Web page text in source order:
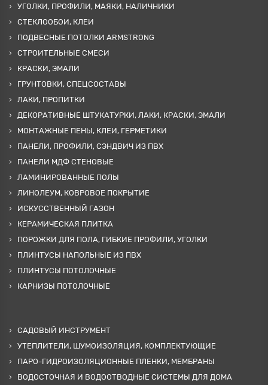
УГОЛКИ, ПРОФИЛИ, МАЯКИ, НАЛИЧНИКИ
СТЕКЛООБОИ, КЛЕИ
ПОДВЕСНЫЕ ПОТОЛКИ ARMSTRONG
СТРОИТЕЛЬНЫЕ СМЕСИ
КРАСКИ, ЭМАЛИ
ГРУНТОВКИ, СПЕЦСОСТАВЫ
ЛАКИ, ПРОПИТКИ
ДЕКОРАТИВНЫЕ ШТУКАТУРКИ, ЛАКИ, КРАСКИ, ЭМАЛИ
МОНТАЖНЫЕ ПЕНЫ, КЛЕИ, ГЕРМЕТИКИ
ПАНЕЛИ, ПРОФИЛИ, СЭНДВИЧ ИЗ ПВХ
ПАНЕЛИ МДФ СТЕНОВЫЕ
ЛАМИНИРОВАННЫЕ ПОЛЫ
ЛИНОЛЕУМ, КОВРОВОЕ ПОКРЫТИЕ
ИСКУССТВЕННЫЙ ГАЗОН
КЕРАМИЧЕСКАЯ ПЛИТКА
ПОРОЖКИ ДЛЯ ПОЛА, ГИБКИЕ ПРОФИЛИ, УГОЛКИ
ПЛИНТУСЫ НАПОЛЬНЫЕ ИЗ ПВХ
ПЛИНТУСЫ ПОТОЛОЧНЫЕ
КАРНИЗЫ ПОТОЛОЧНЫЕ
САДОВЫЙ ИНСТРУМЕНТ
УТЕПЛИТЕЛИ, ШУМОИЗОЛЯЦИЯ, КОМПЛЕКТУЮЩИЕ
ПАРО-ГИДРОИЗОЛЯЦИОННЫЕ ПЛЕНКИ, МЕМБРАНЫ
ВОДОСТОЧНАЯ И ВОДООТВОДНЫЕ СИСТЕМЫ ДЛЯ ДОМА